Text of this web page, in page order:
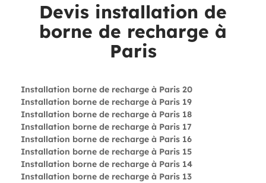
Devis installation de
borne de recharge à
Paris
Installation borne de recharge à Paris 20
Installation borne de recharge à Paris 19
Installation borne de recharge à Paris 18
Installation borne de recharge à Paris 17
Installation borne de recharge à Paris 16
Installation borne de recharge à Paris 15
Installation borne de recharge à Paris 14
Installation borne de recharge à Paris 13